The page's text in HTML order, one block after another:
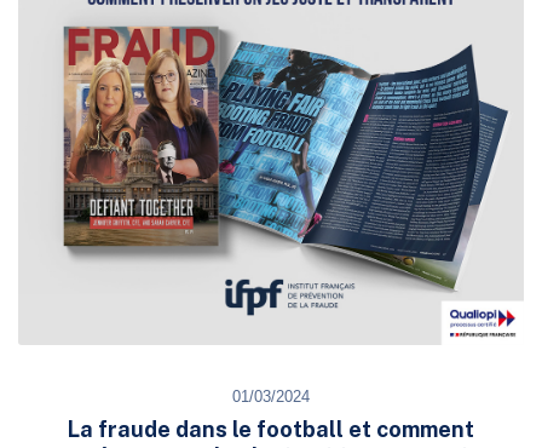
01/03/2024
La fraude dans le football et comment